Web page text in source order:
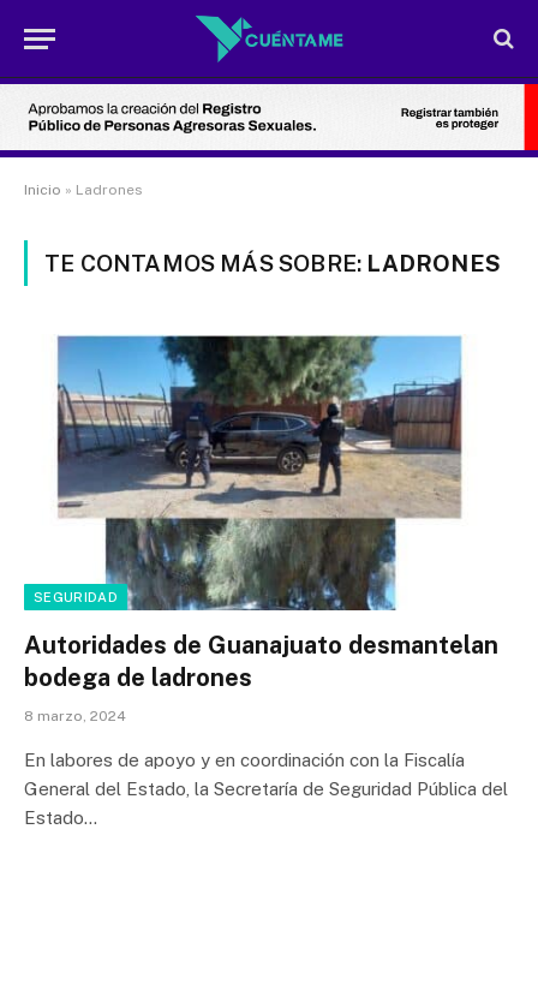
Inicio » Ladrones
TE CONTAMOS MÁS SOBRE: LADRONES
SEGURIDAD
Autoridades de Guanajuato desmantelan
bodega de ladrones
8 marzo, 2024
En labores de apoyo y en coordinación con la Fiscalía
General del Estado, la Secretaría de Seguridad Pública del
Estado…